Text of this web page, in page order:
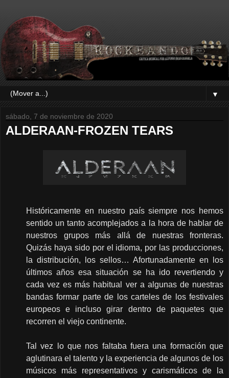
▼
sábado, 7 de noviembre de 2020
ALDERAAN-FROZEN TEARS
Históricamente en nuestro país siempre nos hemos
sentido un tanto acomplejados a la hora de hablar de
nuestros grupos más allá de nuestras fronteras.
Quizás haya sido por el idioma, por las producciones,
la distribución, los sellos… Afortunadamente en los
últimos años esa situación se ha ido revertiendo y
cada vez es más habitual ver a algunas de nuestras
bandas formar parte de los carteles de los festivales
europeos e incluso girar dentro de paquetes que
recorren el viejo continente.
Tal vez lo que nos faltaba fuera una formación que
aglutinara el talento y la experiencia de algunos de los
músicos más representativos y carismáticos de la